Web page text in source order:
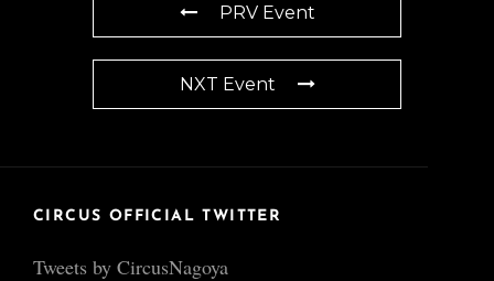
PRV Event
NXT Event
CIRCUS OFFICIAL TWITTER
Tweets by CircusNagoya